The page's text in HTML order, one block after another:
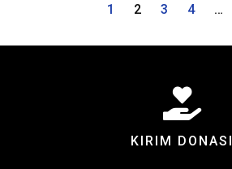
1 2 3 4 …
KIRIM DONASI